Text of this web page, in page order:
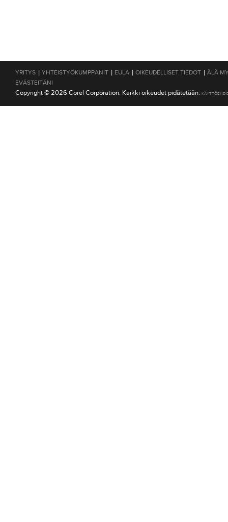
YRITYS | YHTEISTYÖKUMPPANIT | EULA | OIKEUDELLISET TIEDOT | ÄLÄ
EVÄSTEITÄNI
Copyright © 2026 Corel Corporation. Kaikki oikeudet pidätetään.